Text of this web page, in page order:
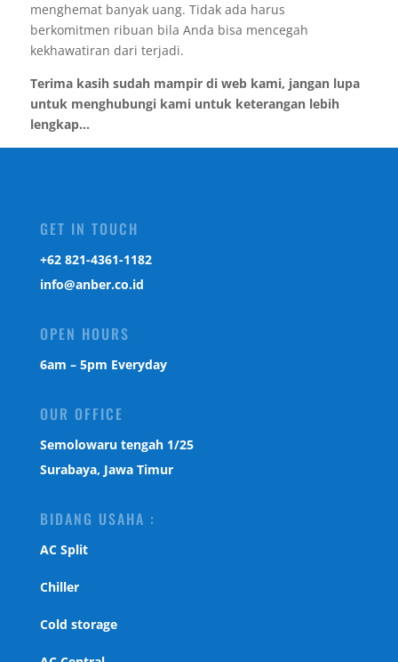
menghemat banyak uang. Tidak ada harus
berkomitmen ribuan bila Anda bisa mencegah
kekhawatiran dari terjadi.
Terima kasih sudah mampir di web kami, jangan lupa
untuk menghubungi kami untuk keterangan lebih
lengkap...
GET IN TOUCH
‎+62 821-4361-1182
info@anber.co.id
OPEN HOURS
6am – 5pm Everyday
OUR OFFICE
Semolowaru tengah 1/25
Surabaya, Jawa Timur
BIDANG USAHA :
AC Split
Chiller
Cold storage